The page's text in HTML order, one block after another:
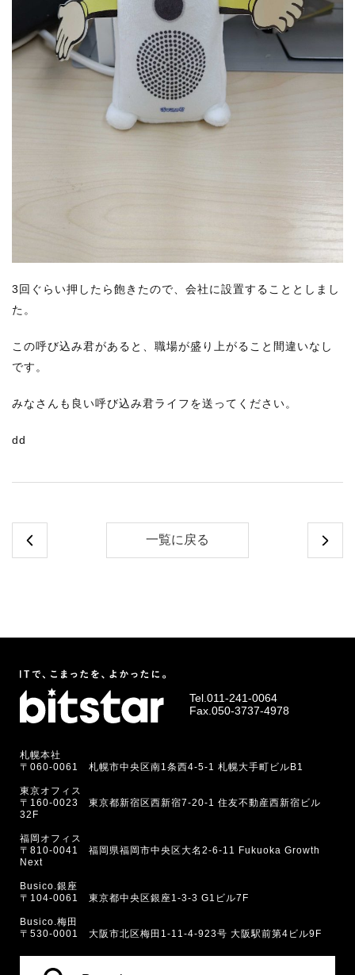
3回ぐらい押したら飽きたので、会社に設置することとしまし
た。
この呼び込み君があると、職場が盛り上がること間違いなし
です。
みなさんも良い呼び込み君ライフを送ってください。
dd
一覧に戻る
Tel.011-241-0064
Fax.050-3737-4978
札幌本社
〒060-0061 札幌市中央区南1条西4-5-1 札幌大手町ビルB1
東京オフィス
〒160-0023 東京都新宿区西新宿7-20-1 住友不動産西新宿ビル
32F
福岡オフィス
〒810-0041 福岡県福岡市中央区大名2-6-11 Fukuoka Growth
Next
Busico.銀座
〒104-0061 東京都中央区銀座1-3-3 G1ビル7F
Busico.梅田
〒530-0001 大阪市北区梅田1-11-4-923号 大阪駅前第4ビル9F